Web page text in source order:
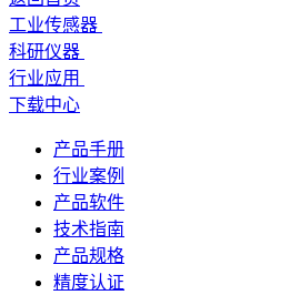
工业传感器
科研仪器
行业应用
下载中心
产品手册
行业案例
产品软件
技术指南
产品规格
精度认证